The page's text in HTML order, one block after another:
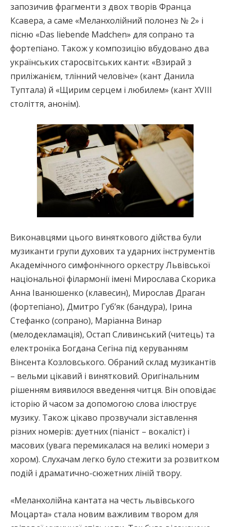
запозичив фрагменти з двох творів Франца
Ксавера, а саме «Меланхолійний полонез № 2» і
пісню «Das liebende Madchen» для сопрано та
фортепіано. Також у композицію вбудовано два
українських старосвітських канти: «Взирай з
приліжанієм, тлінний человіче» (кант Данила
Туптала) й «Щирим серцем і любилем» (кант XVIII
століття, анонім).
Виконавцями цього виняткового дійства були
музиканти групи духових та ударних інструментів
Академічного симфонічного оркестру Львівської
національної філармонії імені Мирослава Скорика
Анна Іванюшенко (клавесин), Мирослав Драган
(фортепіано), Дмитро Губ’як (бандура), Ірина
Стефанко (сопрано), Маріанна Винар
(мелодекламація), Остап Сливинський (читець) та
електроніка Богдана Сегіна під керуванням
Вінсента Козловського. Обраний склад музикантів
– вельми цікавий і винятковий. Оригінальним
рішенням виявилося введення читця. Він оповідає
історію й часом за допомогою слова ілюструє
музику. Також цікаво прозвучали зіставлення
різних номерів: дуетних (піаніст – вокаліст) і
масових (увага перемикалася на великі номери з
хором). Слухачам легко було стежити за розвитком
подій і драматично-сюжетних ліній твору.
«Меланхолійна кантата на честь львівського
Моцарта» стала новим важливим твором для